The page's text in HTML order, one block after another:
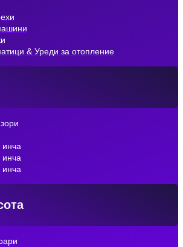
& Уреди за отопление
инча
инча
инча